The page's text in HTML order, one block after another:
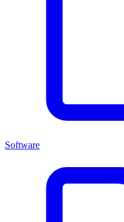
Software